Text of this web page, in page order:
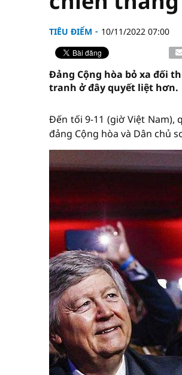
TIÊU ĐIỂM 10/11/2022 07:00
Đảng Cộng hòa bỏ xa đối
tranh ở đây quyết liệt hơn.
Đến tối 9-11 (giờ Việt Nam),
đảng Cộng hòa và Dân chủ